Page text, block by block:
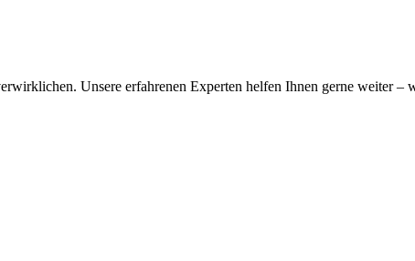
Unsere erfahrenen Experten helfen Ihnen gerne weiter –